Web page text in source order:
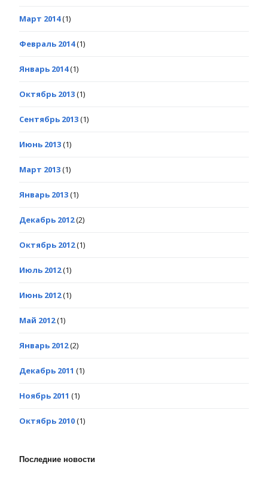
Март 2014(1)
Февраль 2014(1)
Январь 2014(1)
Октябрь 2013(1)
Сентябрь 2013(1)
Июнь 2013(1)
Март 2013(1)
Январь 2013(1)
Декабрь 2012(2)
Октябрь 2012(1)
Июль 2012(1)
Июнь 2012(1)
Май 2012(1)
Январь 2012(2)
Декабрь 2011 (1)
Ноябрь 2011 (1)
Октябрь 2010(1)
Последние новости